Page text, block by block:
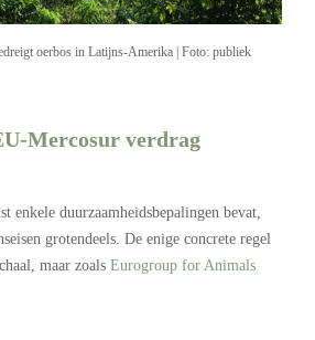
oerbos in Latijns-Amerika | Foto: publiek
Mercosur verdrag
enkele duurzaamheidsbepalingen bevat,
grotendeels. De enige concrete regel
maar zoals Eurogroup for Animals